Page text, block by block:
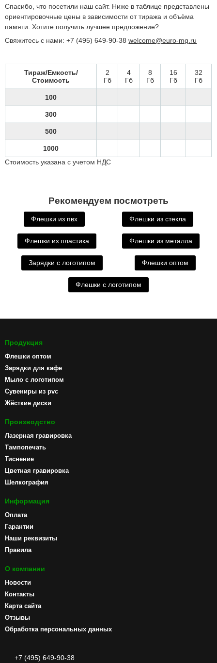
Спасибо, что посетили наш сайт. Ниже в таблице представлены
ориентировочные цены в зависимости от тиража и объёма
памяти. Хотите получить лучшее предложение?
Свяжитесь с нами: +7 (495) 649-90-38welcome@euro-mg.ru
Тираж/Емкость/
Стоимость
2
Гб
4
Гб
8
Гб
16
Гб
32
Гб
100
300
500
1000
Стоимость указана с учетом НДС
Рекомендуем посмотреть
Флешки из пвх Флешки из стекла
Флешки из пластика Флешки из металла
Зарядки с логотипом Флешки оптом
Флешки с логотипом
Продукция
Флешки оптом
Зарядки для кафе
Мыло с логотипом
Сувениры из pvc
Жёсткие диски
Производство
Лазерная гравировка
Тампопечать
Тиснение
Цветная гравировка
Шелкография
Информация
Оплата
Гарантии
Наши реквизиты
Правила
О компании
Новости
Контакты
Карта сайта
Отзывы
Обработка персональных данных
+7 (495) 649-90-38